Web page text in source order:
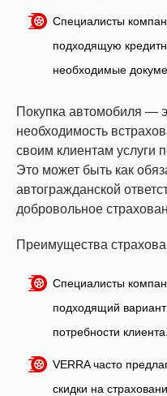
Специалисты
подходящую
необходимые
Покупка автомобиля —
необходимость
своим клиентам услуги
Это может быть как
автогражданской
добровольное
Преимущества
Специалисты
подходящий
потребности клиента.
VERRA часто
скидки на